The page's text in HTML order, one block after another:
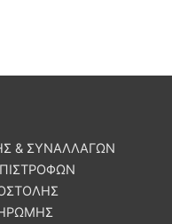
& ΣΥΝΑΛΛΑΓΩΝ